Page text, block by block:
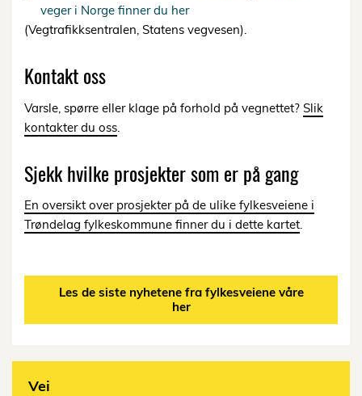
veger i Norge finner du her
(Vegtrafikksentralen, Statens vegvesen).
Kontakt oss
Varsle, spørre eller klage på forhold på vegnettet? Slik
kontakter du oss
Sjekk hvilke prosjekter som er på gang
En oversikt over prosjekter på de ulike fylkesveiene i
Trøndelag fylkeskommune finner du i dette kartet.
Les de siste nyhetene fra fylkesveiene våre
her
Vei